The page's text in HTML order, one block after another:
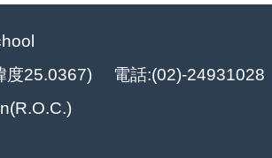
度25.0367) 電話:(02)-24931028